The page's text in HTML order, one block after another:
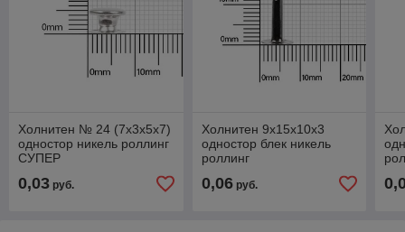
Холнитен № 24 (7х3х5х7)
одностор никель роллинг
СУПЕР
0,03 руб.
Холнитен 9х15х10х3
одностор блек никель
роллинг
0,06руб.